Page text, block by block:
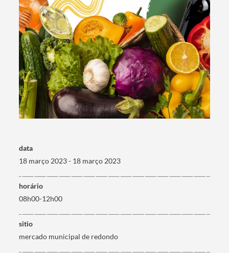
Termo de Pesquisa
data
18 março 2023 - 18 março 2023
horário
08h00-12h00
sitio
mercado municipal de redondo